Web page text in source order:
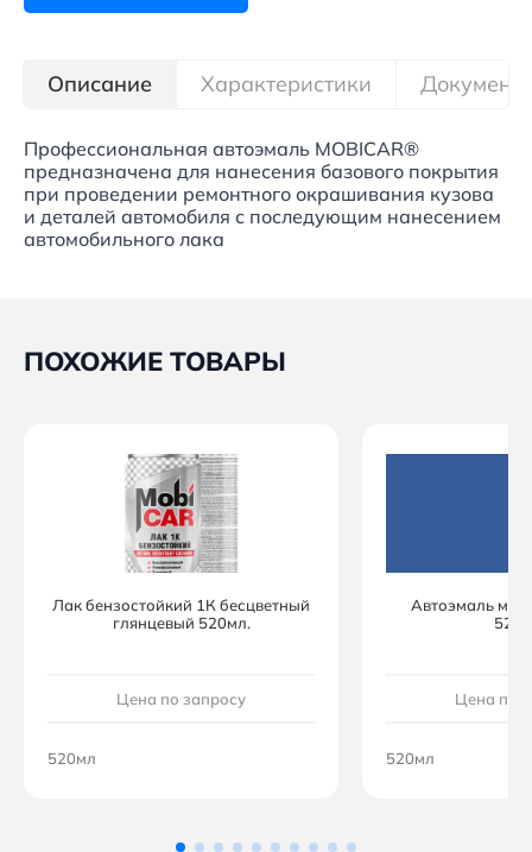
Описание Характеристики
Профессиональная автоэмаль MOBICAR®
предназначена для нанесения базового покрытия
при проведении ремонтного окрашивания кузова
и деталей автомобиля с последующим нанесением
автомобильного лака
ПОХОЖИЕ ТОВАРЫ
Лак бензостойкий 1К бесцветный
глянцевый 520мл.
Цена по запросу
520мл
Автоэмаль
Цена по
520мл